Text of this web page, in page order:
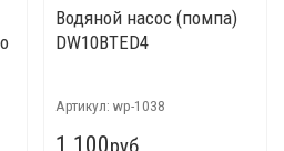
Водяной насос (помпа)
DW10BTED4
Артикул: wp-1038
1 100